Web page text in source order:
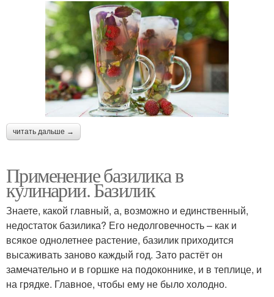
читать дальше →
Применение базилика в
кулинарии. Базилик
Знаете, какой главный, а, возможно и единственный,
недостаток базилика? Его недолговечность – как и
всякое однолетнее растение, базилик приходится
высаживать заново каждый год. Зато растёт он
замечательно и в горшке на подоконнике, и в теплице, и
на грядке. Главное, чтобы ему не было холодно.